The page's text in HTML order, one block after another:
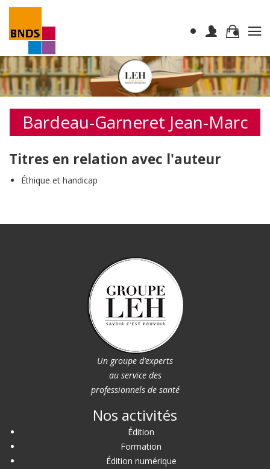
Bardeau-Garneret Jean-Marc
Titres en relation avec l'auteur
Éthique et handicap
Un groupe d’experts
au service des
professionnels de santé
Nos activités
Édition
Formation
Édition numérique